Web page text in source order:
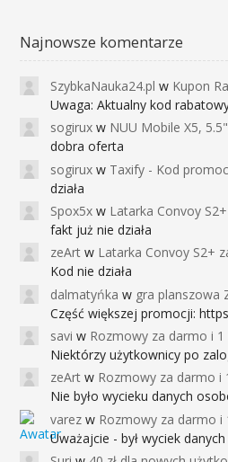
Najnowsze komentarze
SzybkaNauka24.pl w Kupon Rabatowy na Kurs
Uwaga: Aktualny kod rabatowy
sogirux w NUU Mobile X5, 5.5", 3/32GB, czujnik linii papilarnych, 2950mAh, aparat
dobra oferta
sogirux w Taxify - Kod
działa
Spox5x w Latarka Convoy S2+ za 7$ -
fakt już nie działa
zeArt w Latarka Convoy S2+ za 7$ - Najniższa
Kod nie działa
dalmatyńka w gra planszowa Zamki
Część większej promocji:
savi w Rozmowy za darmo i 1 GB
Niektórzy użytkownicy po
zeArt w Rozmowy za darmo i 1 GB
Nie było wycieku danych
varez w Rozmowy za darmo i 1 GB
Uważajcie - był wyciek danych